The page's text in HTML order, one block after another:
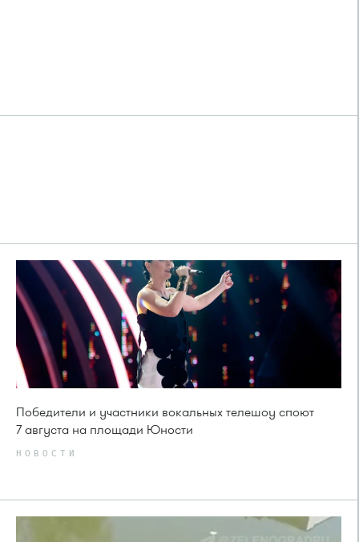
Победители и участники вокальных телешоу споют
7 августа на площади Юности
НОВОСТИ